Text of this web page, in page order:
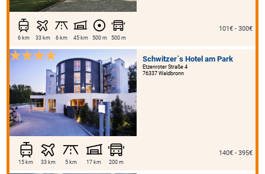
6 km 33 km 6 km 45 km 500 m 500 m
101€ - 300€
Schwitzer`s Hotel am Park
Etzenroter Straße 4
76337 Waldbronn
15 km 33 km 5 km 17 km 200 m
140€ - 395€